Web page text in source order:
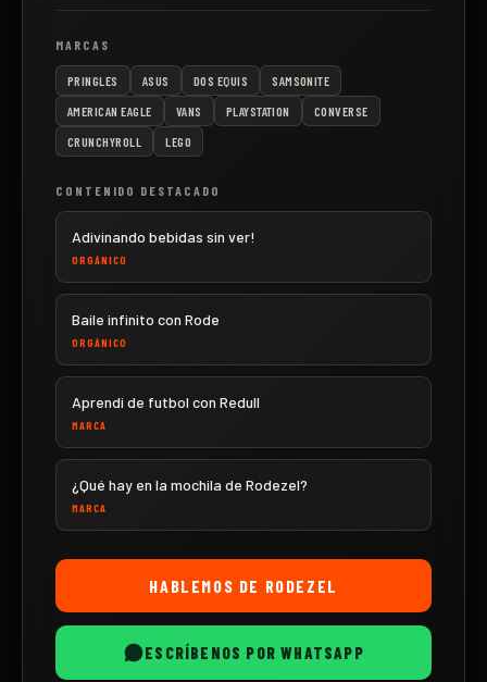
MARCAS
PRINGLES ASUS DOS EQUIS
SAMSONITE
AMERICAN EAGLE
VANS PLAYSTATION
CONVERSE
CRUNCHYROLL
LEGO
CONTENIDO DESTACADO
Adivinando bebidas sin ver!
ORGÁNICO
Baile infinito con Rode
ORGÁNICO
Aprendi de futbol con Redull
MARCA
¿Qué hay en la mochila de Rodezel?
MARCA
HABLEMOS DE RODEZEL
ESCRÍBENOS POR WHATSAPP